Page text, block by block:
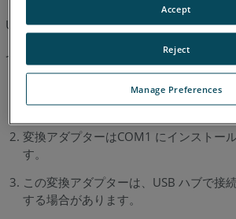
USB シリアル変換アダプターを使用して
つかあります：
この構成は、Windows 2000 または XP
ります。Windows NT ではこれはサポ
変換アダプターはCOM1 にインストー
す。
この変換アダプターは、USB ハブで接
する場合があります。
Manage Preferences
Reject
Accept